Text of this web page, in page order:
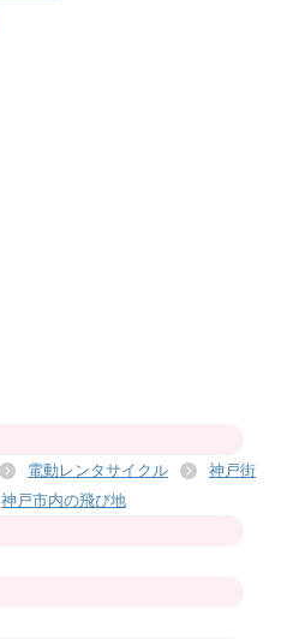
電動レンタサイクル
神戸街
神戸市内の飛び地